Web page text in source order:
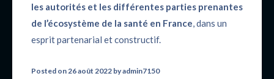
les autorités et les différentes parties prenantes
de l’écosystème de la santé en France, dans un
esprit partenarial et constructif.
Posted on 26 août 2022 byadmin7150